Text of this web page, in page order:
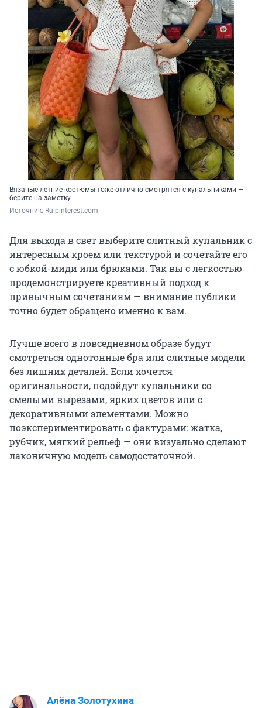
Вязаные летние костюмы тоже отлично смотрятся с купальниками —
берите на заметку
Источник: Ru.pinterest.com
Для выхода в свет выберите слитный купальник с
интересным кроем или текстурой и сочетайте его
с юбкой-миди или брюками. Так вы с легкостью
продемонстрируете креативный подход к
привычным сочетаниям — внимание публики
точно будет обращено именно к вам.
Лучше всего в повседневном образе будут
смотреться однотонные бра или слитные модели
без лишних деталей. Если хочется
оригинальности, подойдут купальники со
смелыми вырезами, ярких цветов или с
декоративными элементами. Можно
поэкспериментировать с фактурами: жатка,
рубчик, мягкий рельеф — они визуально сделают
лаконичную модель самодостаточной.
Алёна Золотухина